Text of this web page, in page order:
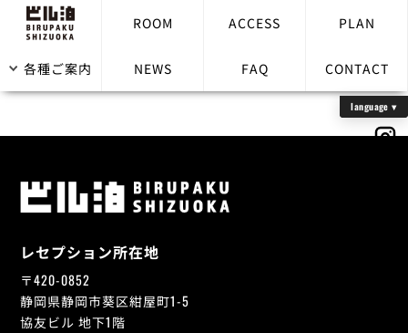
ROOM ACCESS PLAN
各種ご案内 NEWS FAQ CONTACT
ベビーカーの貸し出しはありますか？
レセプション所在地
〒420-0852
静岡県静岡市葵区紺屋町1-5
協友ビル 地下1階